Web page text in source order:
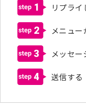
1
リプラ
2
メニュ
3
メッセー
4
送信する